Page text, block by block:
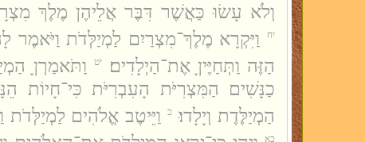
וְלֹא עָשׂוּ כַּאֲשֶׁר דִּבֶּר אֲלֵיהֶן מֶלֶךְ
יח
וַיִּקְרָא מֶלֶךְ־מִצְרַיִם לַמְיַלְּדֹת וַיֹּאמֶר
הַזֶּה וַתְּחַיֶּיןָ אֶת־הַיְלָדִים׃
יט
וַתֹּאמַרְןָ
כַנָּשִׁים הַמִּצְרִיֹּת הָעִבְרִיֹּת כִּי־חָיוֹת
הַמְיַלֶּדֶת וְיָלָדוּ׃
כ וַיֵּיטֶב אֱלֹהִים לַמְיַלְּדֹת
כא